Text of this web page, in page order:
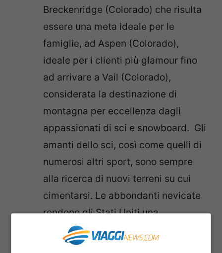
Breckenridge (Colorado) che risulta
essere una meta ideale per le
famiglie, ad Aspen (Colorado),
ideale per i clienti più glamour fino
ad arrivare a Vail (Colorado),
considerata la destinazione di
montagna per eccellenza dagli
appassionati di sci e snowboard. Gli
amanti dello sci, così come quelli di
numerosi altri sport, sono sempre
alla ricerca di nuovi terreni su cui
cimentarsi. Le abbondanti nevicate
rendono gli Stati Uniti una
destinazione che deve essere
considerata da tutti coloro che